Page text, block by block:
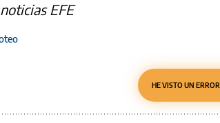
EFE
HE VISTO UN ERROR